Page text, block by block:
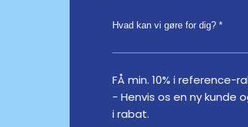
FÅ min. 10% i reference-
- Henvis os en ny kunde
i rabat.